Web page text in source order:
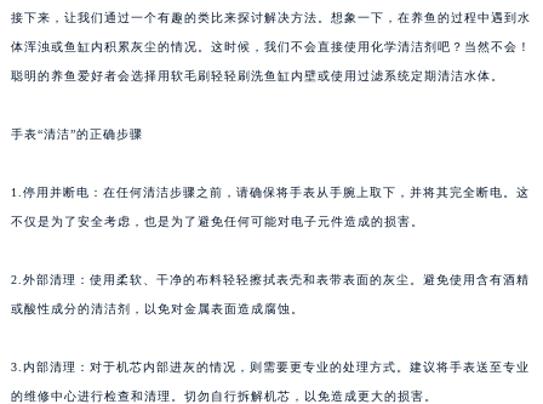
接下来，让我们通过一个有趣的类比来探讨解决方法。想象一下，在养鱼的过程中遇到水
体浑浊或鱼缸内积累灰尘的情况。这时候，我们不会直接使用化学清洁剂吧？当然不会！
聪明的养鱼爱好者会选择用软毛刷轻轻刷洗鱼缸内壁或使用过滤系统定期清洁水体。
手表“清洁”的正确步骤
1.停用并断电：在任何清洁步骤之前，请确保将手表从手腕上取下，并将其完全断电。这
不仅是为了安全考虑，也是为了避免任何可能对电子元件造成的损害。
2.外部清理：使用柔软、干净的布料轻轻擦拭表壳和表带表面的灰尘。避免使用含有酒精
或酸性成分的清洁剂，以免对金属表面造成腐蚀。
3.内部清理：对于机芯内部进灰的情况，则需要更专业的处理方式。建议将手表送至专业
的维修中心进行检查和清理。切勿自行拆解机芯，以免造成更大的损害。